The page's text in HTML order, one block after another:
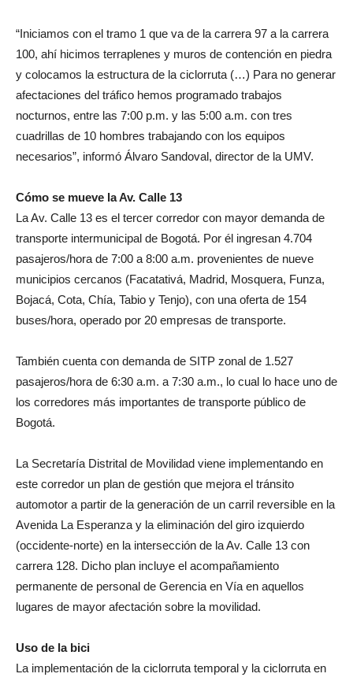
“Iniciamos con el tramo 1 que va de la carrera 97 a la carrera
100, ahí hicimos terraplenes y muros de contención en piedra
y colocamos la estructura de la ciclorruta (…) Para no generar
afectaciones del tráfico hemos programado trabajos
nocturnos, entre las 7:00 p.m. y las 5:00 a.m. con tres
cuadrillas de 10 hombres trabajando con los equipos
necesarios”, informó Álvaro Sandoval, director de la UMV.
Cómo se mueve la Av. Calle 13
La Av. Calle 13 es el tercer corredor con mayor demanda de
transporte intermunicipal de Bogotá. Por él ingresan 4.704
pasajeros/hora de 7:00 a 8:00 a.m. provenientes de nueve
municipios cercanos (Facatativá, Madrid, Mosquera, Funza,
Bojacá, Cota, Chía, Tabio y Tenjo), con una oferta de 154
buses/hora, operado por 20 empresas de transporte.
También cuenta con demanda de SITP zonal de 1.527
pasajeros/hora de 6:30 a.m. a 7:30 a.m., lo cual lo hace uno de
los corredores más importantes de transporte público de
Bogotá.
La Secretaría Distrital de Movilidad viene implementando en
este corredor un plan de gestión que mejora el tránsito
automotor a partir de la generación de un carril reversible en la
Avenida La Esperanza y la eliminación del giro izquierdo
(occidente-norte) en la intersección de la Av. Calle 13 con
carrera 128. Dicho plan incluye el acompañamiento
permanente de personal de Gerencia en Vía en aquellos
lugares de mayor afectación sobre la movilidad.
Uso de la bici
La implementación de la ciclorruta temporal y la ciclorruta en